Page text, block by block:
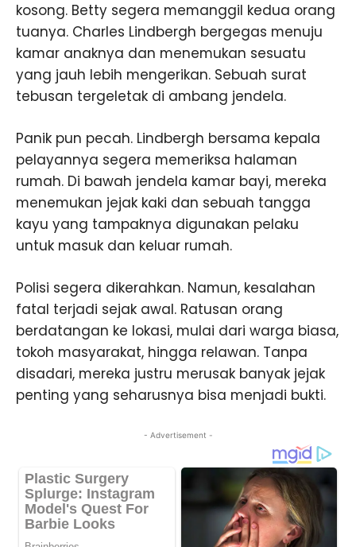
kosong. Betty segera memanggil kedua orang
tuanya. Charles Lindbergh bergegas menuju
kamar anaknya dan menemukan sesuatu
yang jauh lebih mengerikan. Sebuah surat
tebusan tergeletak di ambang jendela.
Panik pun pecah. Lindbergh bersama kepala
pelayannya segera memeriksa halaman
rumah. Di bawah jendela kamar bayi, mereka
menemukan jejak kaki dan sebuah tangga
kayu yang tampaknya digunakan pelaku
untuk masuk dan keluar rumah.
Polisi segera dikerahkan. Namun, kesalahan
fatal terjadi sejak awal. Ratusan orang
berdatangan ke lokasi, mulai dari warga biasa,
tokoh masyarakat, hingga relawan. Tanpa
disadari, mereka justru merusak banyak jejak
penting yang seharusnya bisa menjadi bukti.
- Advertisement -